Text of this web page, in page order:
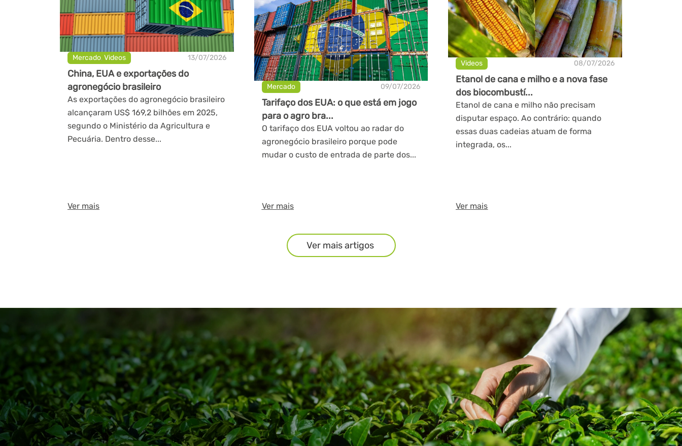
Mercado,Videos 13/07/2026
China, EUA e exportações do
agronegócio brasileiro
As exportações do agronegócio brasileiro
alcançaram US$ 169,2 bilhões em 2025,
segundo o Ministério da Agricultura e
Pecuária. Dentro desse...
Ver mais
Mercado 09/07/2026
Tarifaço dos EUA: o que está em jogo
para o agro bra...
O tarifaço dos EUA voltou ao radar do
agronegócio brasileiro porque pode
mudar o custo de entrada de parte dos...
Ver mais
Videos 08/07/2026
Etanol de cana e milho e a nova fase
dos biocombustí...
Etanol de cana e milho não precisam
disputar espaço. Ao contrário: quando
essas duas cadeias atuam de forma
integrada, os...
Ver mais
Ver mais artigos